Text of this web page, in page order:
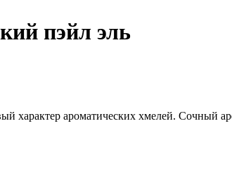
пэйл эль
характер ароматических хмелей. Сочный